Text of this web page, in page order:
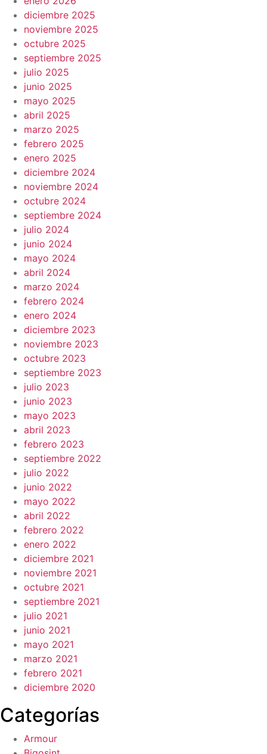
diciembre 2025
noviembre 2025
octubre 2025
septiembre 2025
julio 2025
junio 2025
mayo 2025
abril 2025
marzo 2025
febrero 2025
enero 2025
diciembre 2024
noviembre 2024
octubre 2024
septiembre 2024
julio 2024
junio 2024
mayo 2024
abril 2024
marzo 2024
febrero 2024
enero 2024
diciembre 2023
noviembre 2023
octubre 2023
septiembre 2023
julio 2023
junio 2023
mayo 2023
abril 2023
febrero 2023
septiembre 2022
julio 2022
junio 2022
mayo 2022
abril 2022
febrero 2022
enero 2022
diciembre 2021
noviembre 2021
octubre 2021
septiembre 2021
julio 2021
junio 2021
mayo 2021
marzo 2021
febrero 2021
diciembre 2020
Categorías
Armour